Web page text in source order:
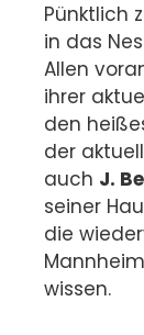
Pünktlich
in das
Allen
ihrer
den
der
auch J.
seiner
die
wissen.